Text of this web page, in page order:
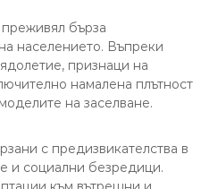
бърза
населението. Въпреки
признаци на
намалена плътност
на заселване.
с предизвикателства в
и социални безредици.